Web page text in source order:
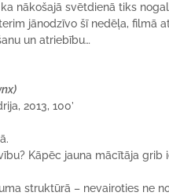
nākošajā svētdienā tiks
jānodzīvo šī nedēļa, filmā
un atriebību…
2013, 100’
Kāpēc jauna mācītāja
struktūrā – nevairoties ne